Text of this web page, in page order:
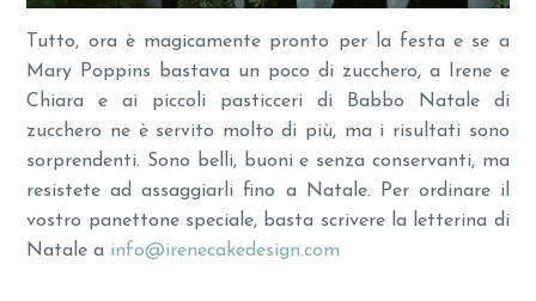
Tutto, ora è magicamente pronto per la festa e se a
Mary Poppins bastava un poco di zucchero, a Irene e
Chiara e ai piccoli pasticceri di Babbo Natale di
zucchero ne è servito molto di più, ma i risultati sono
sorprendenti. Sono belli, buoni e senza conservanti, ma
resistete ad assaggiarli fino a Natale. Per ordinare il
vostro panettone speciale, basta scrivere la letterina di
Natale a info@irenecakedesign.com